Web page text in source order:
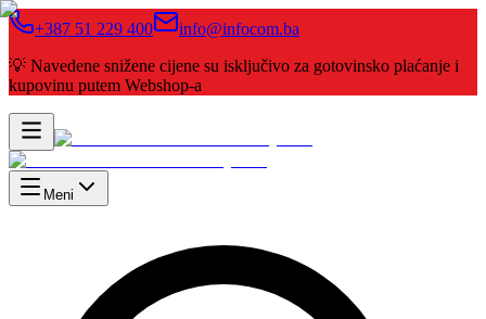
+387 51 229 400
info@infocom.ba
💡 Navedene snižene cijene su isključivo za gotovinsko plaćanje i
kupovinu putem Webshop-a
Meni